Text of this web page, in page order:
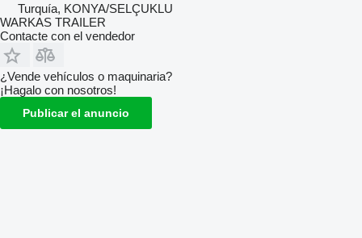
Turquía, KONYA/SELÇUKLU
WARKAS TRAILER
Contacte con el vendedor
¿Vende vehículos o maquinaria?
¡Hagalo con nosotros!
Publicar el anuncio